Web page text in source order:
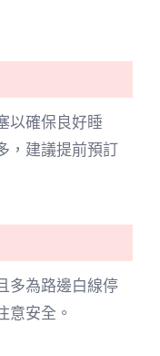
以確保良好睡
，建議提前預訂
多為路邊白線停
意安全。